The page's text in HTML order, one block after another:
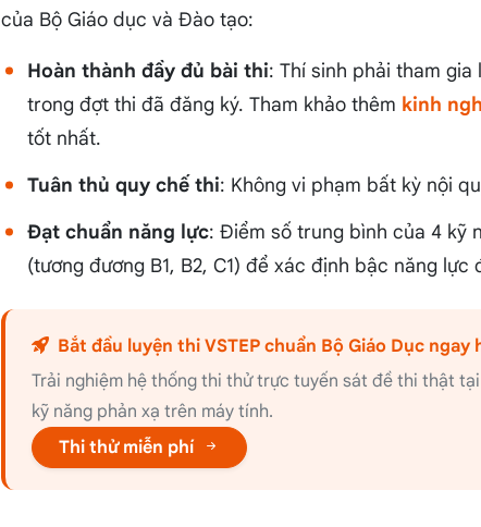
của Bộ Giáo dục và Đào tạo:
Hoàn thành đầy đủ bài thi: Thí sinh phải tham
trong đợt thi đã đăng ký. Tham khảo thêm kinh
tốt nhất.
Tuân thủ quy chế thi: Không vi phạm bất kỳ nội
Đạt chuẩn năng lực: Điểm số trung bình của 4 kỹ
(tương đương B1, B2, C1) để xác định bậc năng
Bắt đầu luyện thi VSTEP chuẩn Bộ Giáo Dục ngay
Trải nghiệm hệ thống thi thử trực tuyến sát đề thi thật
kỹ năng phản xạ trên máy tính.
Thi thử miễn phí